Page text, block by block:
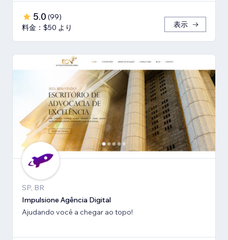
5.0 (99)
料金：$50 より
表示
SP, BR
Impulsione Agência Digital
Ajudando você a chegar ao topo!